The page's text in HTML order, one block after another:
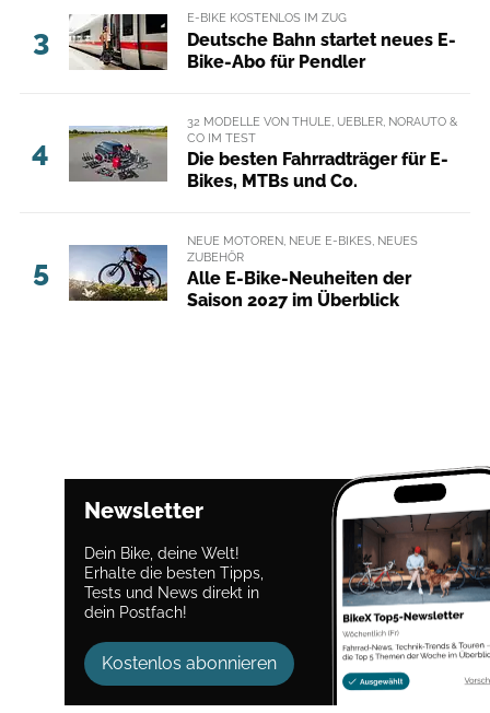
3
E-BIKE KOSTENLOS IM ZUG
Deutsche Bahn startet neues E-
Bike-Abo für Pendler
4
32 MODELLE VON THULE, UEBLER, NORAUTO &
CO IM TEST
Die besten Fahrradträger für E-
Bikes, MTBs und Co.
5
NEUE MOTOREN, NEUE E-BIKES, NEUES
ZUBEHÖR
Alle E-Bike-Neuheiten der
Saison 2027 im Überblick
Newsletter
Dein Bike, deine Welt!
Erhalte die besten Tipps,
Tests und News direkt in
dein Postfach!
Kostenlos abonnieren